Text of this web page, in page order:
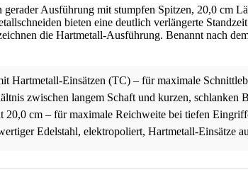
gerader Ausführung mit stumpfen Spitzen, 20,0 cm
bieten eine deutlich verlängerte
die Hartmetall-Ausführung. Benannt nach
Hartmetall-Einsätzen (TC) – für maximale
zwischen langem Schaft und kurzen, schlanken
20,0 cm – für maximale Reichweite bei tiefen
Edelstahl, elektropoliert, Hartmetall-Einsätze